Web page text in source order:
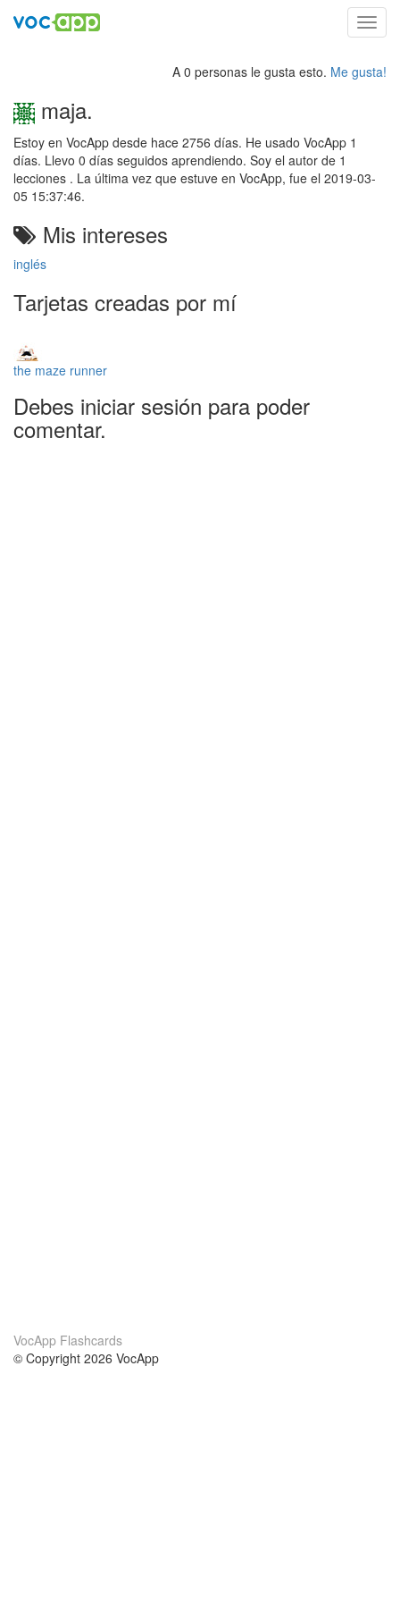
A 0 personas le gusta esto. Me gusta!
maja.
Estoy en VocApp desde hace 2756 días. He usado VocApp 1
días. Llevo 0 días seguidos aprendiendo. Soy el autor de 1
lecciones . La última vez que estuve en VocApp, fue el 2019-03-
05 15:37:46.
Mis intereses
inglés
Tarjetas creadas por mí
the maze runner
Debes iniciar sesión para poder
comentar.
VocApp Flashcards
© Copyright 2026 VocApp